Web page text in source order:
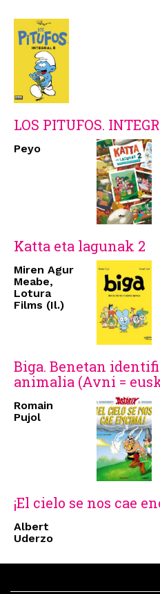
LOS PITUFOS.
Peyo
Katta eta lagunak 2
Miren Agur
Meabe,
Lotura
Films (Il.)
Biga. Benetan
animalia (Avni =
Romain
Pujol
¡El cielo se nos cae
Albert
Uderzo